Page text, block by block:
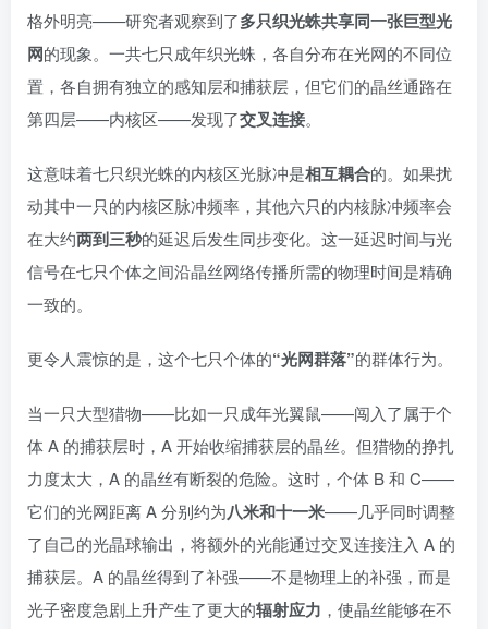
格外明亮——研究者观察到了多只织光蛛共享同一张巨型光
网的现象。一共七只成年织光蛛，各自分布在光网的不同位
置，各自拥有独立的感知层和捕获层，但它们的晶丝通路在
第四层——内核区——发现了交叉连接。
这意味着七只织光蛛的内核区光脉冲是相互耦合的。如果扰
动其中一只的内核区脉冲频率，其他六只的内核脉冲频率会
在大约两到三秒的延迟后发生同步变化。这一延迟时间与光
信号在七只个体之间沿晶丝网络传播所需的物理时间是精确
一致的。
更令人震惊的是，这个七只个体的“光网群落”的群体行为。
当一只大型猎物——比如一只成年光翼鼠——闯入了属于个
体 A 的捕获层时，A 开始收缩捕获层的晶丝。但猎物的挣扎
力度太大，A 的晶丝有断裂的危险。这时，个体 B 和 C——
它们的光网距离 A 分别约为八米和十一米——几乎同时调整
了自己的光晶球输出，将额外的光能通过交叉连接注入 A 的
捕获层。A 的晶丝得到了补强——不是物理上的补强，而是
光子密度急剧上升产生了更大的辐射应力 ，使晶丝能够在不